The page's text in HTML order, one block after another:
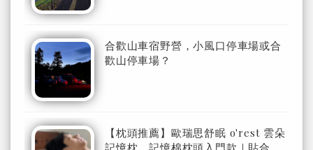
合歡山車宿野營，小風口停車場或合
歡山停車場？
【枕頭推薦】歐瑞思舒眠 o'rest 雲朵
記憶枕，記憶棉枕頭入門款｜貼合、